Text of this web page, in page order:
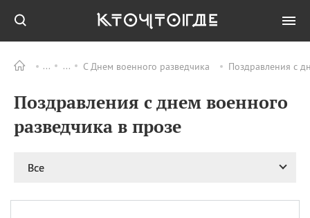
С Днем военного разведчика Поздравления с
Поздравления с днем военного
разведчика в прозе
Все
ПРАЗДНИКИ Все
06.08 Преображение
христиан
Романа и Давида